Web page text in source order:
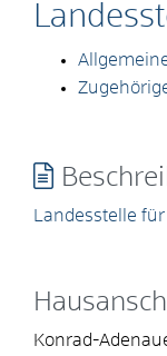
Landesstelle
Konrad-